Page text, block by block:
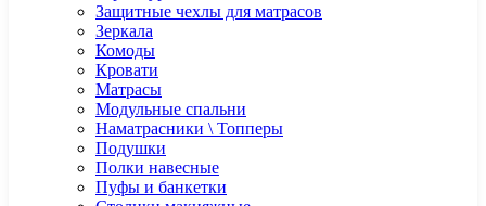
Защитные чехлы для матрасов
Зеркала
Комоды
Кровати
Матрасы
Модульные спальни
Наматрасники \ Топперы
Подушки
Полки навесные
Пуфы и банкетки